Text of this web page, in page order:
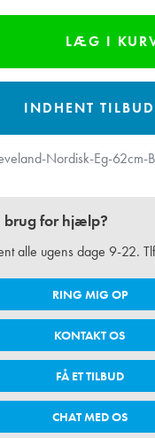
LÆG I
INDHENT TILBUD
Nordisk-Eg-62cm-
brug for hjælp?
alle ugens dage 9-22.
RING MIG OP
KONTAKT OS
FÅ ET TILBUD
CHAT MED OS